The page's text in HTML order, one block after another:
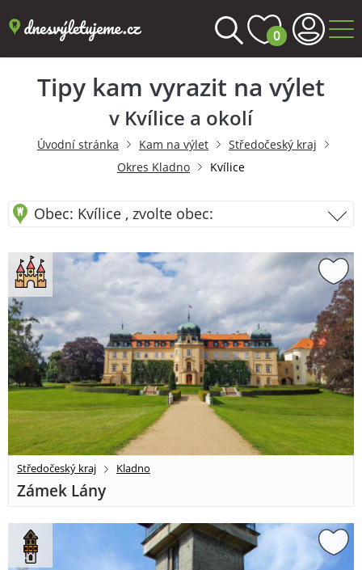
0
Tipy kam vyrazit na výlet
v Kvílice a okolí
Úvodní stránka Kam na výlet
Středočeský kraj
Okres Kladno
Kvílice
Obec: Kvílice , zvolte obec:
Středočeský kraj Kladno
Zámek Lány